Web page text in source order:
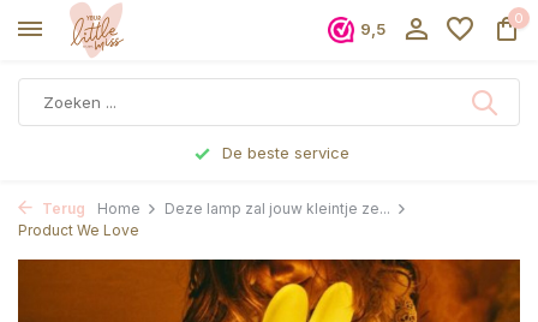
9,5
0
De beste service
Terug Home
Deze lamp zal jouw kleintje ze...
Product We Love